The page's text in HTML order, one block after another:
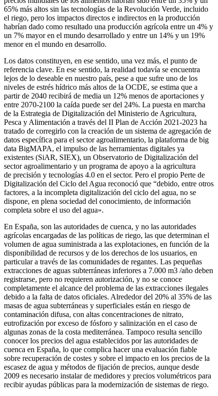
65% más altos sin las tecnologías de la Revolución Verde, incluido
el riego, pero los impactos directos e indirectos en la producción
habrían dado como resultado una producción agrícola entre un 4% y
un 7% mayor en el mundo desarrollado y entre un 14% y un 19%
menor en el mundo en desarrollo.
Los datos constituyen, en ese sentido, una vez más, el punto de
referencia clave. En ese sentido, la realidad todavía se encuentra
lejos de lo deseable en nuestro país, pese a que sufre uno de los
niveles de estrés hídrico más altos de la OCDE, se estima que a
partir de 2040 recibirá de media un 12% menos de aportaciones y
entre 2070-2100 la caída puede ser del 24%. La puesta en marcha
de la Estrategia de Digitalización del Ministerio de Agricultura,
Pesca y Alimentación a través del II Plan de Acción 2021-2023 ha
tratado de corregirlo con la creación de un sistema de agregación de
datos específica para el sector agroalimentario, la plataforma de big
data BigMAPA, el impulso de las herramientas digitales ya
existentes (SiAR, SIEX), un Observatorio de Digitalización del
sector agroalimentario y un programa de apoyo a la agricultura
de precisión y tecnologías 4.0 en el sector. Pero el propio Perte de
Digitalización del Ciclo del Agua reconoció que “debido, entre otros
factores, a la incompleta digitalización del ciclo del agua, no se
dispone, en plena sociedad del conocimiento, de información
completa sobre el uso del agua».
En España, son las autoridades de cuenca, y no las autoridades
agrícolas encargadas de las políticas de riego, las que determinan el
volumen de agua suministrada a las explotaciones, en función de la
disponibilidad de recursos y de los derechos de los usuarios, en
particular a través de las comunidades de regantes. Las pequeñas
extracciones de aguas subterráneas inferiores a 7.000 m3 /año deben
registrarse, pero no requieren autorización, y no se conoce
completamente el alcance del problema de las extracciones ilegales
debido a la falta de datos oficiales. Alrededor del 20% al 35% de las
masas de agua subterráneas y superficiales están en riesgo de
contaminación difusa, con altas concentraciones de nitrato,
eutrofización por exceso de fósforo y salinización en el caso de
algunas zonas de la costa mediterránea. Tampoco resulta sencillo
conocer los precios del agua establecidos por las autoridades de
cuenca en España, lo que complica hacer una evaluación fiable
sobre recuperación de costes y sobre el impacto en los precios de la
escasez de agua y métodos de fijación de precios, aunque desde
2009 es necesario instalar de medidores y precios volumétricos para
recibir ayudas públicas para la modernización de sistemas de riego.